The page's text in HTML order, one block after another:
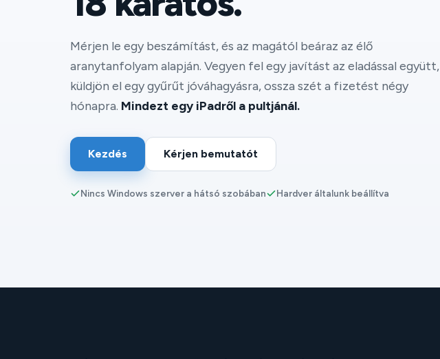
Mérjen le egy beszámítást, és az magától beáraz az élő
aranytanfolyam alapján. Vegyen fel egy javítást az eladással együtt,
küldjön el egy gyűrűt jóváhagyásra, ossza szét a fizetést négy
hónapra. Mindezt egy iPadről a pultjánál.
Kezdés Kérjen bemutatót
Nincs Windows szerver a hátsó szobában Hardver általunk beállítva